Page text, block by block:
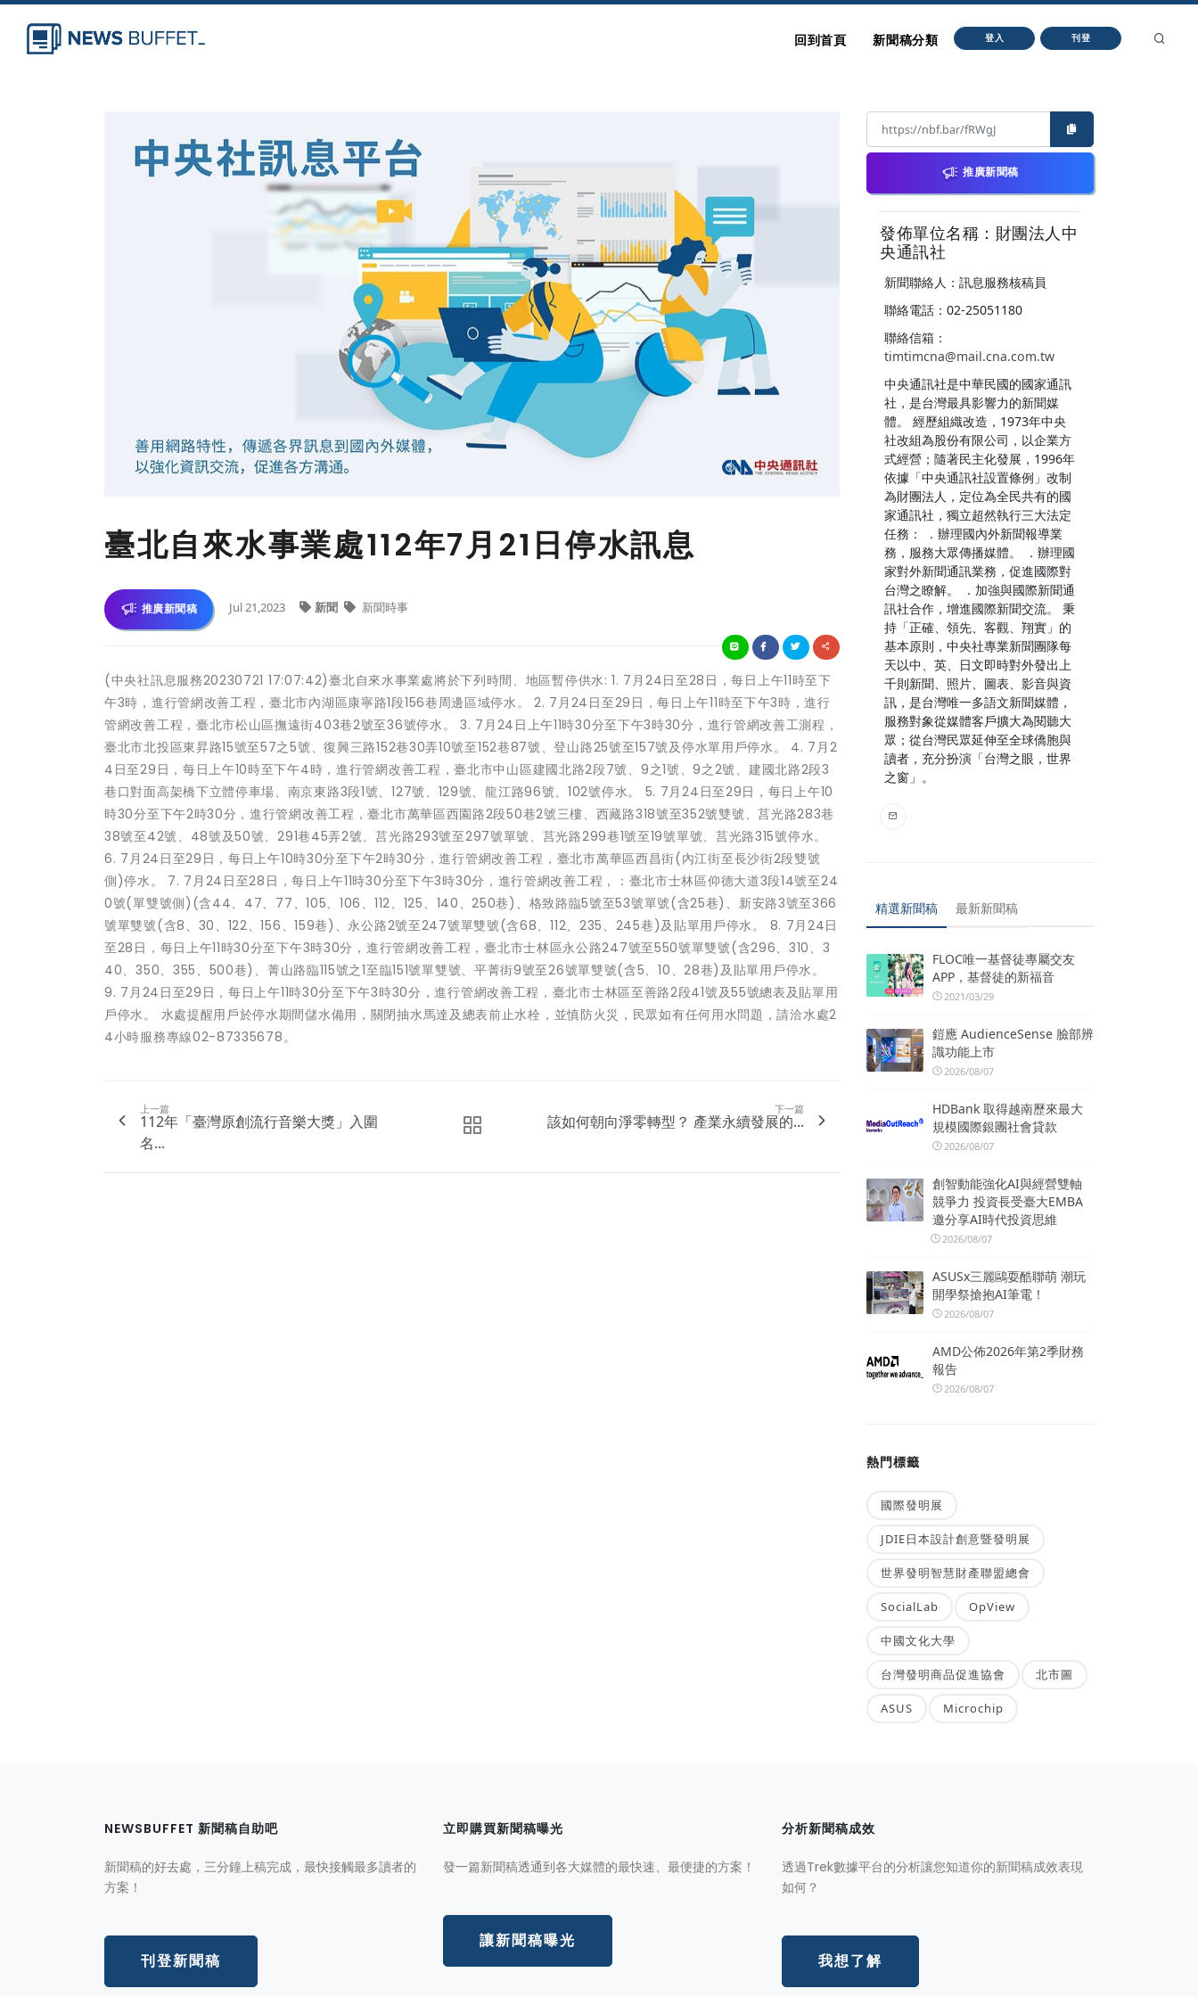
回到首頁 新聞稿分類 登入 刊登
臺北自來水事業處112年7月21日停水訊息
推廣新聞稿 Jul 21,2023 新聞 新聞時事
(中央社訊息服務20230721 17:07:42)臺北自來水事業處將於下列時間、地區暫停供水: 1. 7月24日至28日，每日上午11時至下
午3時，進行管網改善工程，臺北市內湖區康寧路1段156巷周邊區域停水。 2. 7月24日至29日，每日上午11時至下午3時，進行
管網改善工程，臺北市松山區撫遠街403巷2號至36號停水。 3. 7月24日上午11時30分至下午3時30分，進行管網改善工測程，
臺北市北投區東昇路15號至57之5號、復興三路152巷30弄10號至152巷87號、登山路25號至157號及停水單用戶停水。 4. 7月2
4日至29日，每日上午10時至下午4時，進行管網改善工程，臺北市中山區建國北路2段7號、9之1號、9之2號、建國北路2段3
巷口對面高架橋下立體停車場、南京東路3段1號、127號、129號、龍江路96號、102號停水。 5. 7月24日至29日，每日上午10
時30分至下午2時30分，進行管網改善工程，臺北市萬華區西園路2段50巷2號三樓、西藏路318號至352號雙號、莒光路283巷
38號至42號、48號及50號、291巷45弄2號、莒光路293號至297號單號、莒光路299巷1號至19號單號、莒光路315號停水。
6. 7月24日至29日，每日上午10時30分至下午2時30分，進行管網改善工程，臺北市萬華區西昌街(內江街至長沙街2段雙號
側)停水。 7. 7月24日至28日，每日上午11時30分至下午3時30分，進行管網改善工程，：臺北市士林區仰德大道3段14號至24
0號(單雙號側)(含44、47、77、105、106、112、125、140、250巷)、格致路臨5號至53號單號(含25巷)、新安路3號至366
號單雙號(含8、30、122、156、159巷)、永公路2號至247號單雙號(含68、112、235、245巷)及貼單用戶停水。 8. 7月24日
至28日，每日上午11時30分至下午3時30分，進行管網改善工程，臺北市士林區永公路247號至550號單雙號(含296、310、3
40、350、355、500巷)、菁山路臨115號之1至臨151號單雙號、平菁街9號至26號單雙號(含5、10、28巷)及貼單用戶停水。
9. 7月24日至29日，每日上午11時30分至下午3時30分，進行管網改善工程，臺北市士林區至善路2段41號及55號總表及貼單用
戶停水。 水處提醒用戶於停水期間儲水備用，關閉抽水馬達及總表前止水栓，並慎防火災，民眾如有任何用水問題，請洽水處2
4小時服務專線02-87335678。
上一篇
112年「臺灣原創流行音樂大獎」入圍
名...
下一篇
該如何朝向淨零轉型？ 產業永續發展的...
推廣新聞稿
發佈單位名稱：財團法人中
央通訊社
新聞聯絡人：訊息服務核稿員
聯絡電話：02-25051180
聯絡信箱：
timtimcna@mail.cna.com.tw
中央通訊社是中華民國的國家通訊
社，是台灣最具影響力的新聞媒
體。 經歷組織改造，1973年中央
社改組為股份有限公司，以企業方
式經營；隨著民主化發展，1996年
依據「中央通訊社設置條例」改制
為財團法人，定位為全民共有的國
家通訊社，獨立超然執行三大法定
任務： ．辦理國內外新聞報導業
務，服務大眾傳播媒體。 ．辦理國
家對外新聞通訊業務，促進國際對
台灣之瞭解。 ．加強與國際新聞通
訊社合作，增進國際新聞交流。 秉
持「正確、領先、客觀、翔實」的
基本原則，中央社專業新聞團隊每
天以中、英、日文即時對外發出上
千則新聞、照片、圖表、影音與資
訊，是台灣唯一多語文新聞媒體，
服務對象從媒體客戶擴大為閱聽大
眾；從台灣民眾延伸至全球僑胞與
讀者，充分扮演「台灣之眼，世界
之窗」。
精選新聞稿 最新新聞稿
FLOC唯一基督徒專屬交友
APP，基督徒的新福音
2021/03/29
鎧應 AudienceSense 臉部辨
識功能上市
2026/08/07
HDBank 取得越南歷來最大
規模國際銀團社會貸款
2026/08/07
創智動能強化AI與經營雙軸
競爭力 投資長受臺大EMBA
邀分享AI時代投資思維
2026/08/07
ASUSx三麗鷗耍酷聯萌 潮玩
開學祭搶抱AI筆電！
2026/08/07
AMD公佈2026年第2季財務
報告
2026/08/07
熱門標籤
國際發明展
JDIE日本設計創意暨發明展
世界發明智慧財產聯盟總會
SocialLab OpView
中國文化大學
台灣發明商品促進協會 北市圖
ASUS Microchip
NEWSBUFFET 新聞稿自助吧
新聞稿的好去處，三分鐘上稿完成，最快接觸最多讀者的
方案！
刊登新聞稿
立即購買新聞稿曝光
發一篇新聞稿透通到各大媒體的最快速、最便捷的方案！
讓新聞稿曝光
分析新聞稿成效
透過Trek數據平台的分析讓您知道你的新聞稿成效表現
如何？
我想了解